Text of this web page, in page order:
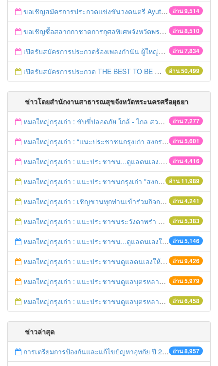
อ่าน 9,514
ขอเชิญสมัครการประกวดแข่งขันวงดนตรี Ayutthaya battle of the bands
อ่าน 8,510
ขอเชิญซื้อสลากกาชาดการกุศลพิเศษจังหวัดพระนครศรีอยุธยา 2560
อ่าน 7,834
เปิดรับสมัครการประกวดร้องเพลงกำนัน ผู้ใหญ่บ้าน ฯลฯ
อ่าน 50,499
เปิดรับสมัครการประกวด THE BEST TO BE NUMBER ONE
ข่าวโดยสำนักงานสาธารณสุขจังหวัดพระนครศรีอยุธยา
อ่าน 7,277
หมอใหญ่กรุงเก่า : ขับขี่ปลอดภัย ใกล้ - ไกล สวมหมวกนิรภัย
อ่าน 5,601
หมอใหญ่กรุงเก่า : “แนะประชาชนกรุงเก่า สงกรานต์ร่วมขับขี่ปลอดภัย
อ่าน 4,416
หมอใหญ่กรุงเก่า : แนะประชาชน...ดูแลตนเอง...“รับมือภัยแล้ง”
อ่าน 11,989
หมอใหญ่กรุงเก่า : แนะประชาชนกรุงเก่า "สงกรานต์ขับขี่ปลอดภัย"
อ่าน 4,241
หมอใหญ่กรุงเก่า : เชิญชวนทุกท่านเข้าร่วมกิจกรรมวิ่งเพื่อสุขภาพ 7เมษายนนี้ 5โมงเย็น
อ่าน 5,383
หมอใหญ่กรุงเก่า : แนะประชาชนระวังตาพร่า ปวดศีรษะ ชาครึ่งซีก เสี่ยงอัมพฤกษ์ อัมพาต
อ่าน 5,146
หมอใหญ่กรุงเก่า : แนะประชาชน...ดูแลตนเองให้ห่างไกลโรค...ในช่วงฤดูร้อน
อ่าน 9,426
หมอใหญ่กรุงเก่า : แนะประชาชนดูแลตนเองให้ห่างไกลวัณโรค
อ่าน 5,979
หมอใหญ่กรุงเก่า : แนะประชาชนดูแลบุตรหลาน ป้องกันเด็กจมน้ำตายในช่วงฤดูร้อน
อ่าน 6,458
หมอใหญ่กรุงเก่า : แนะประชาชนดูแลบุตรหลาน ป้องกันเด็กจมน้ำตายในช่วงฤดูร้อน
ข่าวล่าสุด
อ่าน 8,957
การเตรียมการป้องกันและแก้ไขปัญหาอุทกัย ปี 2561